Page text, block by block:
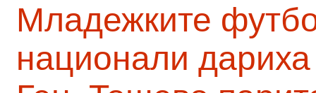
Младежките
национали